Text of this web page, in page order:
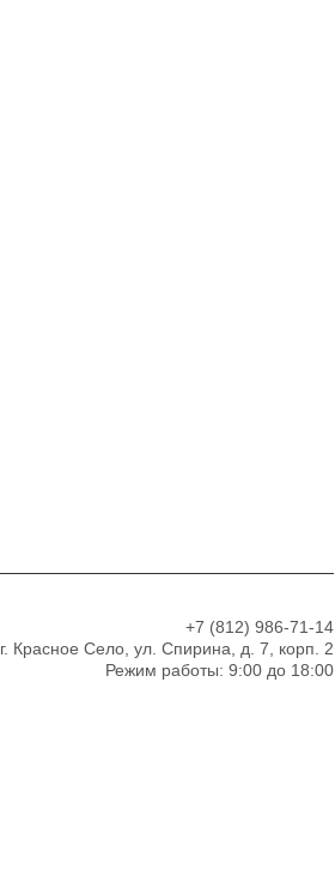
+7 (812) 986-71-14
г. Красное Село, ул. Спирина, д. 7, корп. 2
Режим работы: 9:00 до 18:00